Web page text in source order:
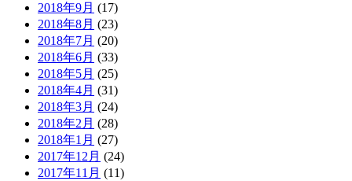
2018年9月 (17)
2018年8月 (23)
2018年7月 (20)
2018年6月 (33)
2018年5月 (25)
2018年4月 (31)
2018年3月 (24)
2018年2月 (28)
2018年1月 (27)
2017年12月 (24)
2017年11月 (11)